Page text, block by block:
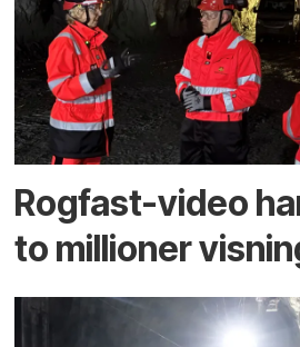
Rogfast-video
to millioner